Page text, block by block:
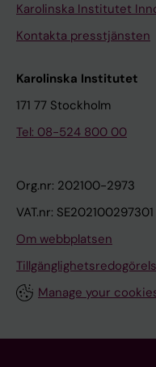
Karolinska Institutet
Kontakta presstjänsten
Karolinska Institutet
171 77 Stockholm
Tel: 08-524 800 00
Org.nr: 202100-2973
VAT.nr: SE202100297301
Om webbplatsen
Manage your